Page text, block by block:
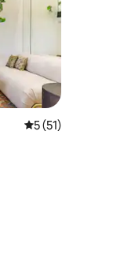
Calificación
5 (51)